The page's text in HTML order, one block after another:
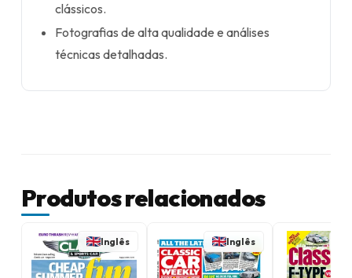
clássicos.
Fotografias de alta qualidade e análises
técnicas detalhadas.
Produtos relacionados
Inglês Inglês